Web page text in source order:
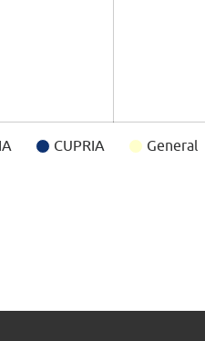
CUPRIA General